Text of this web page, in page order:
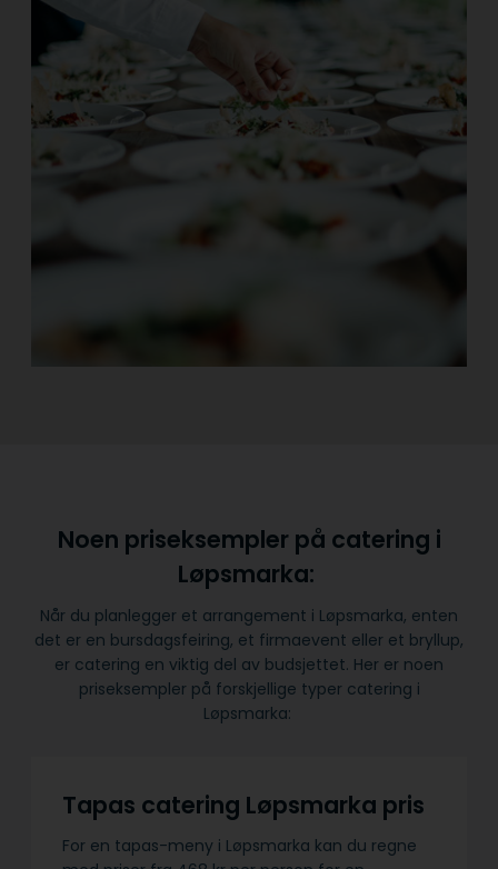
Noen priseksempler på catering i
Løpsmarka:
Når du planlegger et arrangement i Løpsmarka, enten
det er en bursdagsfeiring, et firmaevent eller et bryllup,
er catering en viktig del av budsjettet. Her er noen
priseksempler på forskjellige typer catering i
Løpsmarka:
Tapas catering Løpsmarka pris
For en tapas-meny i Løpsmarka kan du regne